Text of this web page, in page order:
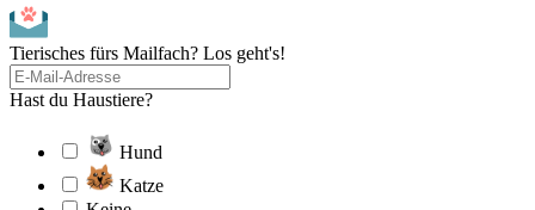
Tierisches fürs Mailfach? Los geht's!
Hast du Haustiere?
Hund
Katze